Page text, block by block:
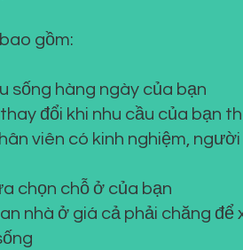
gồm:
sống hàng ngày của bạn
đổi khi nhu cầu của bạn
viên có kinh nghiệm,
chọn chỗ ở của bạn
nhà ở giá cả phải chăng để